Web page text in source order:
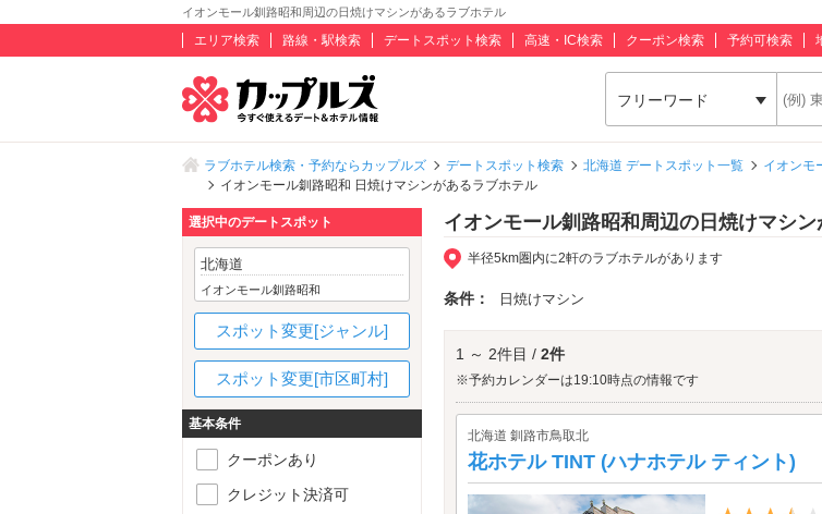
イオンモール釧路昭和周辺の日焼けマシンがあるラブホテル
エリア検索 路線・駅検索 デートスポット検索 高速・IC検索 クーポン検索 予約可検索
フリーワード
ラブホテル検索・予約ならカップルズ デートスポット検索 北海道 デートスポット一覧
イオンモ
イオンモール釧路昭和 日焼けマシンがあるラブホテル
イオンモール釧路昭和周辺の日焼けマシ
半径5km圏内に2軒のラブホテルがあります
条件： 日焼けマシン
1 ～ 2件目 / 2件
※予約カレンダーは19:10時点の情報です
北海道 釧路市鳥取北
花ホテル TINT (ハナホテル ティント)
選択中のデートスポット
北海道
イオンモール釧路昭和
スポット変更[ジャンル]
スポット変更[市区町村]
基本条件
クーポンあり
クレジット決済可